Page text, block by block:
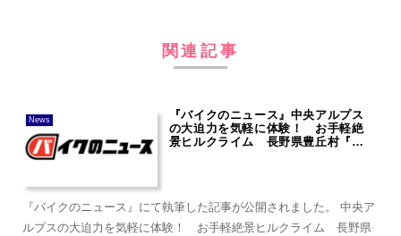
関連記事
News
『バイクのニュース』中央アルプス
の大迫力を気軽に体験！ お手軽絶
景ヒルクライム 長野県豊丘村『福
『バイクのニュース』にて執筆した記事が公開されました。 中央ア
ルプスの大迫力を気軽に体験！ お手軽絶景ヒルクライム 長野県